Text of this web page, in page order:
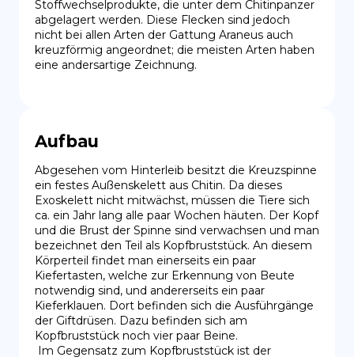
Stoffwechselprodukte, die unter dem Chitinpanzer
abgelagert werden. Diese Flecken sind jedoch
nicht bei allen Arten der Gattung Araneus auch
kreuzförmig angeordnet; die meisten Arten haben
eine andersartige Zeichnung.
Aufbau
Abgesehen vom Hinterleib besitzt die Kreuzspinne
ein festes Außenskelett aus Chitin. Da dieses
Exoskelett nicht mitwächst, müssen die Tiere sich
ca. ein Jahr lang alle paar Wochen häuten. Der Kopf
und die Brust der Spinne sind verwachsen und man
bezeichnet den Teil als Kopfbruststück. An diesem
Körperteil findet man einerseits ein paar
Kiefertasten, welche zur Erkennung von Beute
notwendig sind, und andererseits ein paar
Kieferklauen. Dort befinden sich die Ausführgänge
der Giftdrüsen. Dazu befinden sich am
Kopfbruststück noch vier paar Beine.